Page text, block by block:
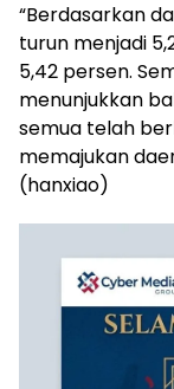
“Berdasarkan
turun menjadi
5,42 persen.
menunjukkan
semua telah
memajukan
(hanxiao)